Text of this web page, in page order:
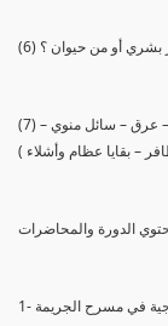
بشري أو من حيوان ؟
(7) إجراء الإختبارات علي العينة البيولوجية لتحديد صاحبها ( دم – عرق – سائل منوي –
– بقايا عظام وأشلاء )
في مسرح الجريمة